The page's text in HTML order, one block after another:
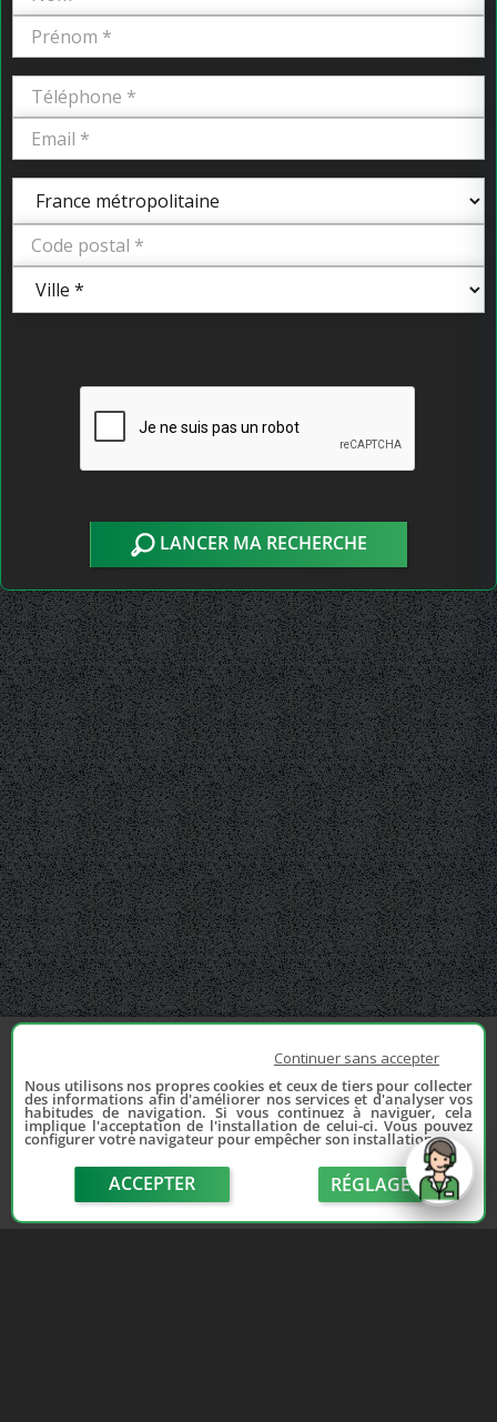
LANCER MA RECHERCHE
Continuer sans accepter
Nous utilisons nos propres cookies et ceux de tiers pour collecter
des informations afin d'améliorer nos services et d'analyser vos
habitudes de navigation. Si vous continuez à naviguer, cela
implique l'acceptation de l'installation de celui-ci. Vous pouvez
configurer votre navigateur pour empêcher son installation.
ACCEPTER RÉGLAGE